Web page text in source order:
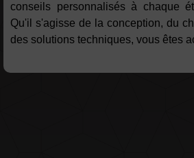
conseils personnalisés à chaque
Qu'il s'agisse de la conception, du
des solutions techniques, vous êtes